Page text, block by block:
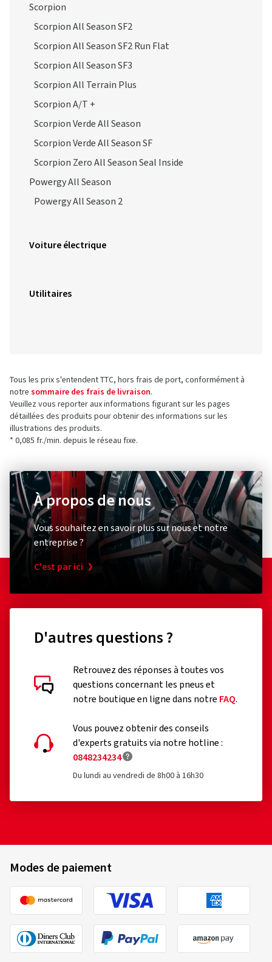
Scorpion
Scorpion All Season SF2
Scorpion All Season SF2 Run Flat
Scorpion All Season SF3
Scorpion All Terrain Plus
Scorpion A/T +
Scorpion Verde All Season
Scorpion Verde All Season SF
Scorpion Zero All Season Seal Inside
Powergy All Season
Powergy All Season 2
Voiture électrique
Utilitaires
Tous les prix s'entendent TTC, hors frais de port, conformément à
notre sommaire des frais de livraison.
Veuillez vous reporter aux informations figurant sur les pages
détaillées des produits pour obtenir des informations sur les
illustrations des produits.
* 0,085 fr./min. depuis le réseau fixe.
À propos de nous
Vous souhaitez en savoir plus sur nous et notre
entreprise ?
C'est par ici
D'autres questions ?
Retrouvez des réponses à toutes vos
questions concernant les pneus et
notre boutique en ligne dans notre FAQ.
Vous pouvez obtenir des conseils
d'experts gratuits via notre hotline :
0848234234
Du lundi au vendredi de 8h00 à 16h30
Modes de paiement